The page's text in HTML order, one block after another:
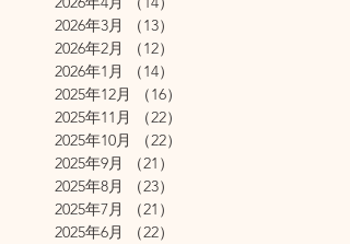
2026年3月
（13）
2026年2月
（12）
2026年1月
（14）
2025年12月
（16）
2025年11月
（22）
2025年10月
（22）
2025年9月
（21）
2025年8月
（23）
2025年7月
（21）
2025年6月
（22）